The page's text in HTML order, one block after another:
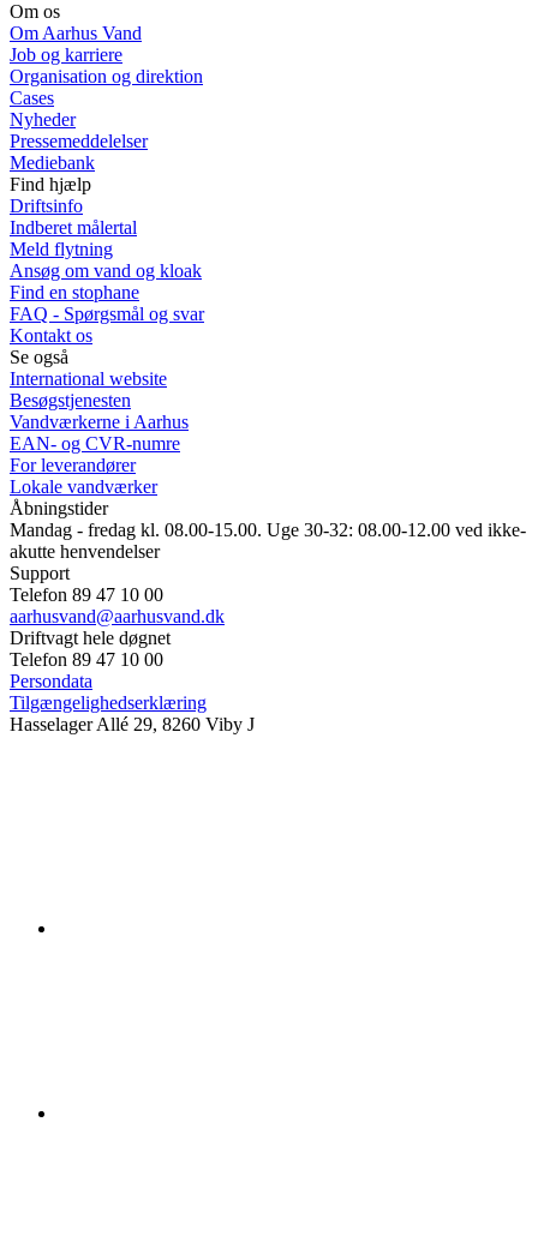
Om os
Om Aarhus Vand
Job og karriere
Organisation og direktion
Cases
Nyheder
Pressemeddelelser
Mediebank
Find hjælp
Driftsinfo
Indberet målertal
Meld flytning
Ansøg om vand og kloak
Find en stophane
FAQ - Spørgsmål og svar
Kontakt os
Se også
International website
Besøgstjenesten
Vandværkerne i Aarhus
EAN- og CVR-numre
For leverandører
Lokale vandværker
Åbningstider
Mandag - fredag kl. 08.00-15.00. Uge 30-32: 08.00-12.00 ved ikke-
akutte henvendelser
Support
Telefon 89 47 10 00
aarhusvand@aarhusvand.dk
Driftvagt hele døgnet
Telefon 89 47 10 00
Persondata
Tilgængelighedserklæring
Hasselager Allé 29, 8260 Viby J